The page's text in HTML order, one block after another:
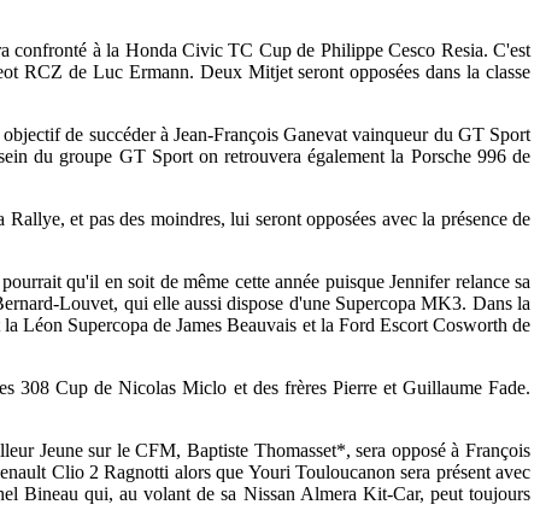
confronté à la Honda Civic TC Cup de Philippe Cesco Resia. C'est
RCZ de Luc Ermann. Deux Mitjet seront opposées dans la classe
de succéder à Jean-François Ganevat vainqueur du GT Sport
du groupe GT Sport on retrouvera également la Porsche 996 de
et pas des moindres, lui seront opposées avec la présence de
qu'il en soit de même cette année puisque Jennifer relance sa
Louvet, qui elle aussi dispose d'une Supercopa MK3. Dans la
Léon Supercopa de James Beauvais et la Ford Escort Cosworth de
308 Cup de Nicolas Miclo et des frères Pierre et Guillaume Fade.
Jeune sur le CFM, Baptiste Thomasset*, sera opposé à François
Clio 2 Ragnotti alors que Youri Touloucanon sera présent avec
Bineau qui, au volant de sa Nissan Almera Kit-Car, peut toujours